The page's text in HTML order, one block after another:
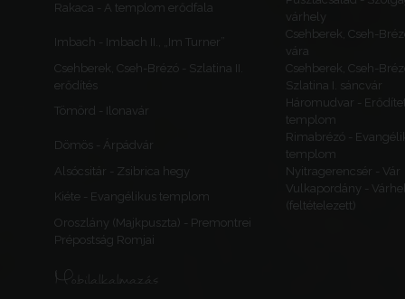
Rakaca - A templom erődfala
várhely
Imbach - Imbach II., „Im Turner”
Csehberek, Cseh-
vára
Csehberek, Cseh-Brézó - Szlatina II.
erődítés
Csehberek, Cseh-
Szlatina I. sáncvár
Tömörd - Ilonavár
Háromudvar -
templom
Dömös - Árpádvár
Rimabrézó -
templom
Alsócsitár - Zsibrica hegy
Nyitragerencsér - Vár
Kiéte - Evangélikus templom
Vulkapordány -
(feltételezett)
Oroszlány (Majkpuszta) - Premontrei
Prépostság Romjai
Mobilalkalmazás